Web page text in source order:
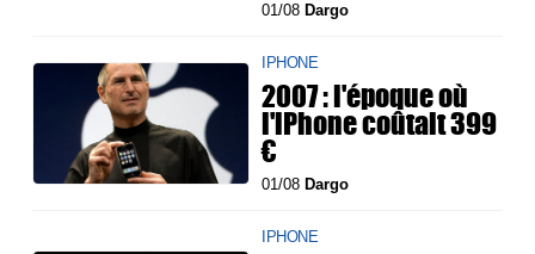
01/08 Dargo
IPHONE
2007 : l'époque où
l'iPhone coûtait 399
€
01/08 Dargo
IPHONE